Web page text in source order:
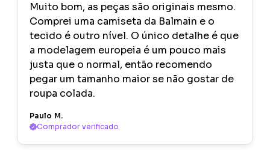
Muito bom, as peças são originais mesmo.
Comprei uma camiseta da Balmain e o
tecido é outro nível. O único detalhe é que
a modelagem europeia é um pouco mais
justa que o normal, então recomendo
pegar um tamanho maior se não gostar de
roupa colada.
Paulo M.
Comprador verificado